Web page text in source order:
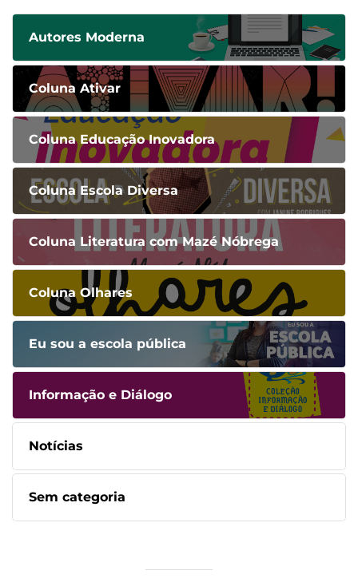
Autores Moderna
Coluna Ativar
Coluna Educação Inovadora
Coluna Escola Diversa
Coluna Literatura com Mazé Nóbrega
Coluna Olhares
Eu sou a escola pública
Informação e Diálogo
Notícias
Sem categoria